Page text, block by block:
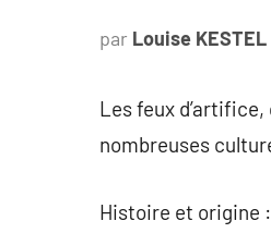
par Louise KESTEL
Les feux
nombreuses
Histoire et origine